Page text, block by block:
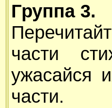
Группа 3.
части
ужасайся
части.